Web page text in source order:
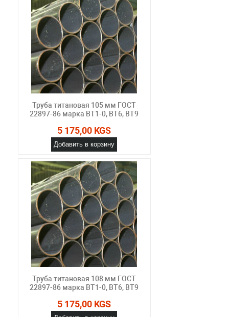
Труба титановая 105 мм ГОСТ
22897-86 марка ВТ1-0, ВТ6, ВТ9
5 175,00 KGS
Добавить в корзину
Труба титановая 108 мм ГОСТ
22897-86 марка ВТ1-0, ВТ6, ВТ9
5 175,00 KGS